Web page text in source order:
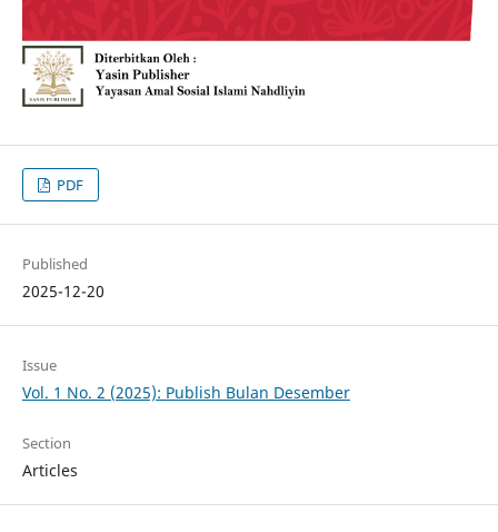
PDF
Published
2025-12-20
Issue
Vol. 1 No. 2 (2025): Publish Bulan Desember
Section
Articles